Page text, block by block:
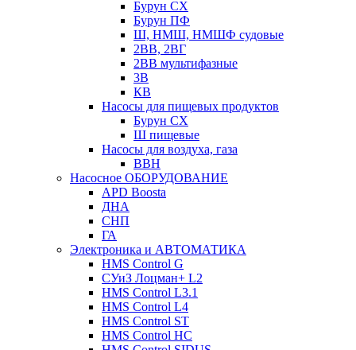
Бурун СХ
Бурун ПФ
Ш, НМШ, НМШФ судовые
2ВВ, 2ВГ
2ВВ мультифазные
3В
КВ
Насосы для пищевых продуктов
Бурун СХ
Ш пищевые
Насосы для воздуха, газа
ВВН
Насосное ОБОРУДОВАНИЕ
APD Boosta
ДНА
СНП
ГА
Электроника и АВТОМАТИКА
HMS Control G
СУиЗ Лоцман+ L2
HMS Control L3.1
HMS Control L4
HMS Control ST
HMS Control HC